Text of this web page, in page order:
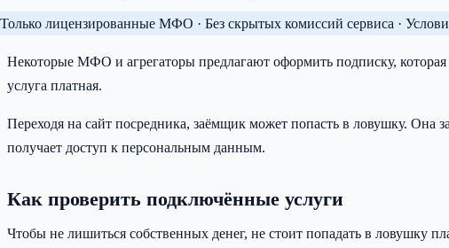
Только лицензированные МФО · Без скрытых комиссий сервиса ·
Некоторые МФО и агрегаторы предлагают оформить подписку,
услуга платная.
Переходя на сайт посредника, заёмщик может попасть в ловушку. Она
получает доступ к персональным данным.
Как проверить подключённые услуги
Чтобы не лишиться собственных денег, не стоит попадать в ловушку